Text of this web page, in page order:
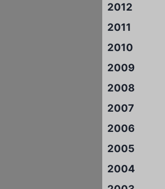
2012
2011
2010
2009
2008
2007
2006
2005
2004